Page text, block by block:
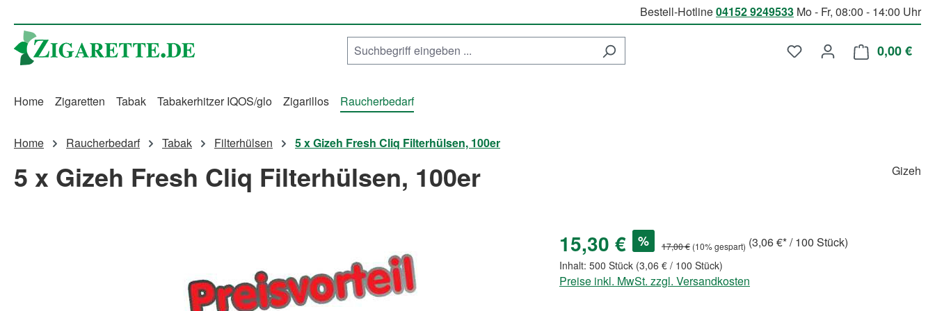
Bestell-Hotline04152 9249533 Mo - Fr, 08:00 - 14:00 Uhr
Du hast 0 Produkte auf
0,00 €
Home Zigaretten Tabak Tabakerhitzer IQOS/glo Zigarillos Raucherbedarf
Home Raucherbedarf Tabak Filterhülsen 5 x Gizeh Fresh Cliq Filterhülsen, 100er
5 x Gizeh Fresh Cliq Filterhülsen, 100er Gizeh
15,30 € % 17,00 € (10% gespart) (3,06 €* / 100 Stück)
Inhalt: 500 Stück (3,06 € / 100 Stück)
Preise inkl. MwSt. zzgl. Versandkosten